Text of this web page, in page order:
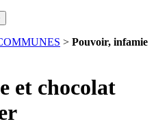
> Pouvoir, infamie
et chocolat